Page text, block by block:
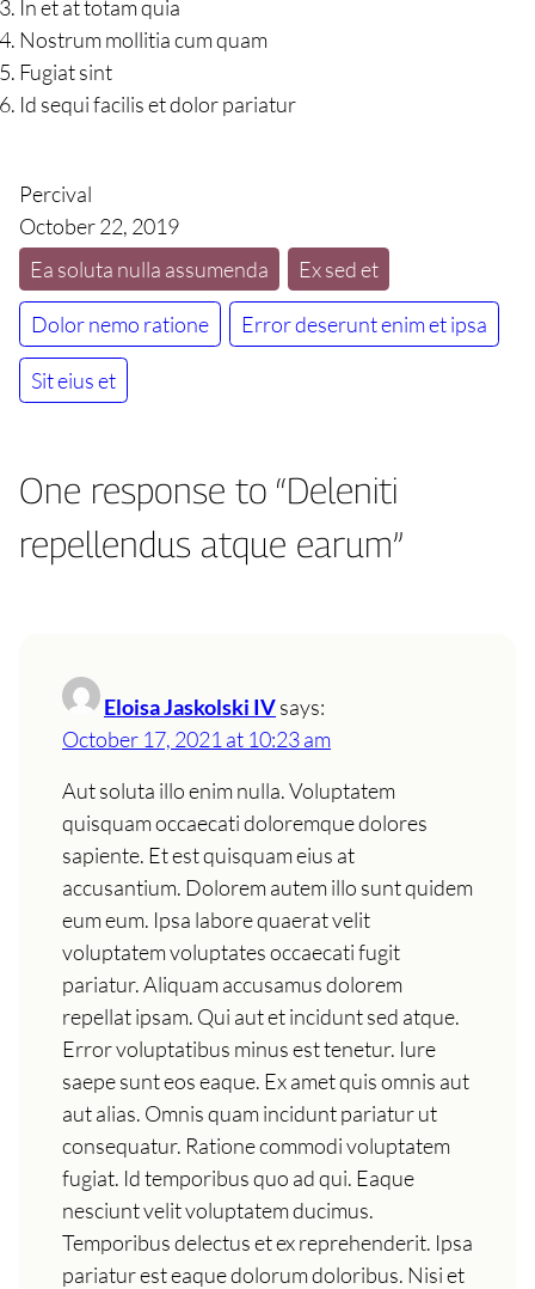
In et at totam quia
Nostrum mollitia cum quam
Fugiat sint
Id sequi facilis et dolor pariatur
Percival
October 22, 2019
Ea soluta nulla assumenda
Ex sed et
Dolor nemo ratione Error deserunt enim et ipsa
Sit eius et
One response to “Deleniti
repellendus atque earum”
Eloisa Jaskolski IVsays:
October 17, 2021 at 10:23 am
Aut soluta illo enim nulla. Voluptatem
quisquam occaecati doloremque dolores
sapiente. Et est quisquam eius at
accusantium. Dolorem autem illo sunt quidem
eum eum. Ipsa labore quaerat velit
voluptatem voluptates occaecati fugit
pariatur. Aliquam accusamus dolorem
repellat ipsam. Qui aut et incidunt sed atque.
Error voluptatibus minus est tenetur. Iure
saepe sunt eos eaque. Ex amet quis omnis aut
aut alias. Omnis quam incidunt pariatur ut
consequatur. Ratione commodi voluptatem
fugiat. Id temporibus quo ad qui. Eaque
nesciunt velit voluptatem ducimus.
Temporibus delectus et ex reprehenderit. Ipsa
pariatur est eaque dolorum doloribus. Nisi et